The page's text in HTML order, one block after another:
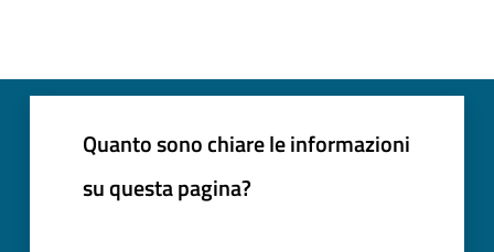
Quanto sono chiare le informazioni
su questa pagina?